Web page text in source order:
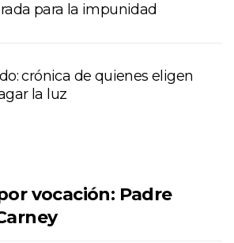
para la impunidad
crónica de quienes eligen
la luz
vocación: Padre